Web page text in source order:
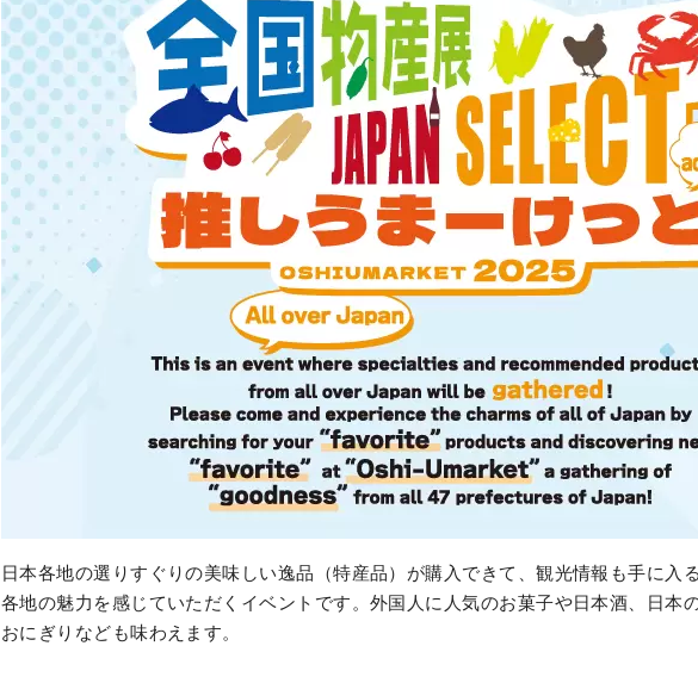
日本各地の選りすぐりの美味しい逸品（特産品）が購入できて、観光情報も手に入
各地の魅力を感じていただくイベントです。外国人に人気のお菓子や日本酒、日本
おにぎりなども味わえます。